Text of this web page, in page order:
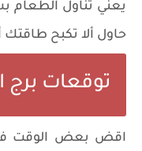
يعني تناول الطعام
حاول ألا تكبح
توقعات برج
اقض بعض الوقت